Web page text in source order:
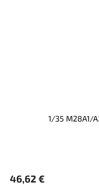
1/35 M28A1/
46,62 €